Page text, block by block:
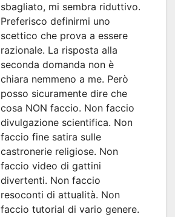
sbagliato, mi sembra riduttivo.
Preferisco definirmi uno
scettico che prova a essere
razionale. La risposta alla
seconda domanda non è
chiara nemmeno a me. Però
posso sicuramente dire che
cosa NON faccio. Non faccio
divulgazione scientifica. Non
faccio fine satira sulle
castronerie religiose. Non
faccio video di gattini
divertenti. Non faccio
resoconti di attualità. Non
faccio tutorial di vario genere.